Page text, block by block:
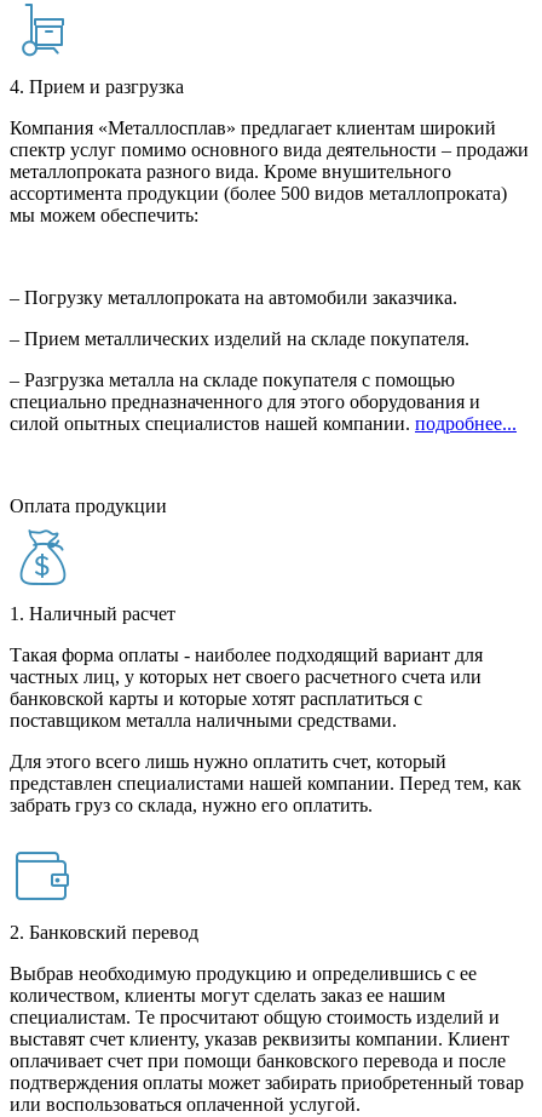
4. Прием и разгрузка
Компания «Металлосплав» предлагает клиентам широкий
спектр услуг помимо основного вида деятельности – продажи
металлопроката разного вида. Кроме внушительного
ассортимента продукции (более 500 видов металлопроката)
мы можем обеспечить:
– Погрузку металлопроката на автомобили заказчика.
– Прием металлических изделий на складе покупателя.
– Разгрузка металла на складе покупателя с помощью
специально предназначенного для этого оборудования и
силой опытных специалистов нашей компании. подробнее...
Оплата продукции
1. Наличный расчет
Такая форма оплаты - наиболее подходящий вариант для
частных лиц, у которых нет своего расчетного счета или
банковской карты и которые хотят расплатиться с
поставщиком металла наличными средствами.
Для этого всего лишь нужно оплатить счет, который
представлен специалистами нашей компании. Перед тем, как
забрать груз со склада, нужно его оплатить.
2. Банковский перевод
Выбрав необходимую продукцию и определившись с ее
количеством, клиенты могут сделать заказ ее нашим
специалистам. Те просчитают общую стоимость изделий и
выставят счет клиенту, указав реквизиты компании. Клиент
оплачивает счет при помощи банковского перевода и после
подтверждения оплаты может забирать приобретенный товар
или воспользоваться оплаченной услугой.